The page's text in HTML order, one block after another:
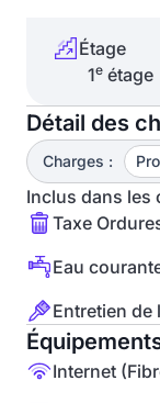
Étage
1e étage
Détail des
Charges :
Inclus dans les
Taxe
Eau
Entretien de
Internet